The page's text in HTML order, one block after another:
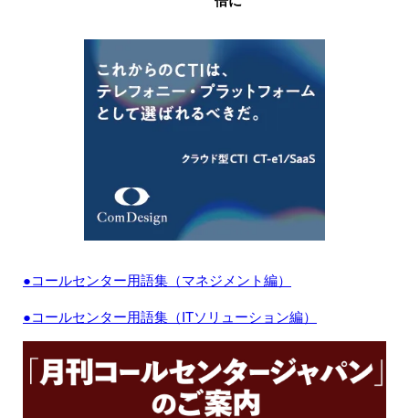
●コールセンター用語集（マネジメント編）
●コールセンター用語集（ITソリューション編）